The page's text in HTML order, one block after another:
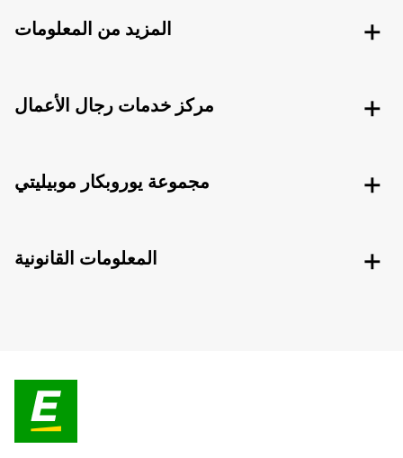
المزيد من المعلومات
مركز خدمات رجال الأعمال
مجموعة يوروبكار موبيليتي
المعلومات القانونية